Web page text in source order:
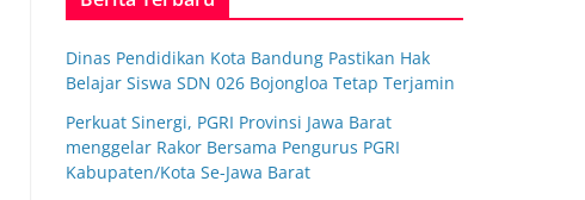
Dinas Pendidikan Kota Bandung Pastikan Hak
Belajar Siswa SDN 026 Bojongloa Tetap Terjamin
Perkuat Sinergi, PGRI Provinsi Jawa Barat
menggelar Rakor Bersama Pengurus PGRI
Kabupaten/Kota Se-Jawa Barat